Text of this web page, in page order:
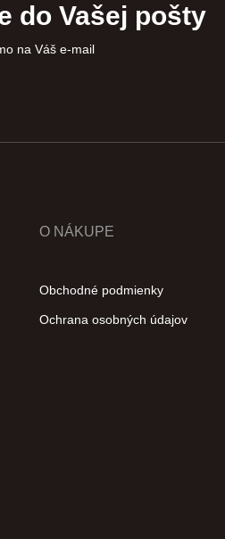
do Vašej pošty
na Váš e-mail
O NÁKUPE
Obchodné podmienky
Ochrana osobných údajov